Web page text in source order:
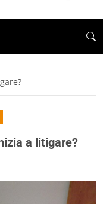
a litigare?